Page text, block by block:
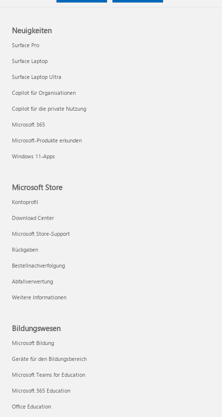
Teilen Ihres Microsoft 365 Family- oder Premium-Abonnements
Neuigkeiten
Surface Pro
Surface Laptop
Surface Laptop Ultra
Copilot für Organisationen
Copilot für die private Nutzung
Microsoft 365
Microsoft-Produkte erkunden
Windows 11-Apps
Microsoft Store
Kontoprofil
Download Center
Microsoft Store-Support
Rückgaben
Bestellnachverfolgung
Abfallverwertung
Weitere Informationen
Bildungswesen
Microsoft Bildung
Geräte für den Bildungsbereich
Microsoft Teams for Education
Microsoft 365 Education
Office Education